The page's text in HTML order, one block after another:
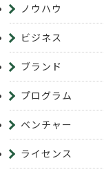
ノウハウ
ビジネス
ブランド
プログラム
ベンチャー
ライセンス